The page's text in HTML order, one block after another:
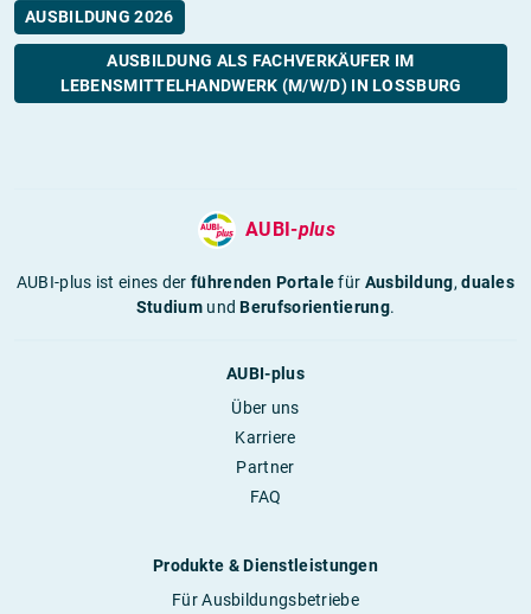
AUSBILDUNG 2026
AUSBILDUNG ALS FACHVERKÄUFER IM
LEBENSMITTELHANDWERK (M/W/D) IN LOSSBURG
AUBI-plus
AUBI-plus ist eines derführenden Portalefür Ausbildung,duales
StudiumundBerufsorientierung.
AUBI-plus
Über uns
Karriere
Partner
FAQ
Produkte & Dienstleistungen
Für Ausbildungsbetriebe